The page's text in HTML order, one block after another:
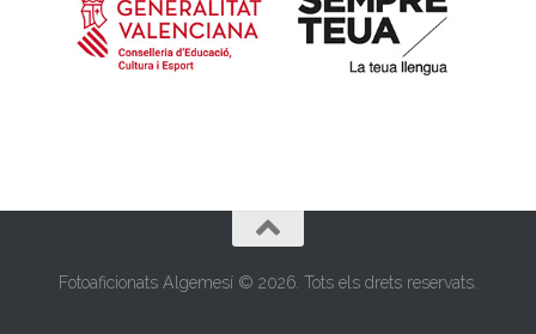
Fotoaficionats Algemesí © 2026. Tots els drets reservats.